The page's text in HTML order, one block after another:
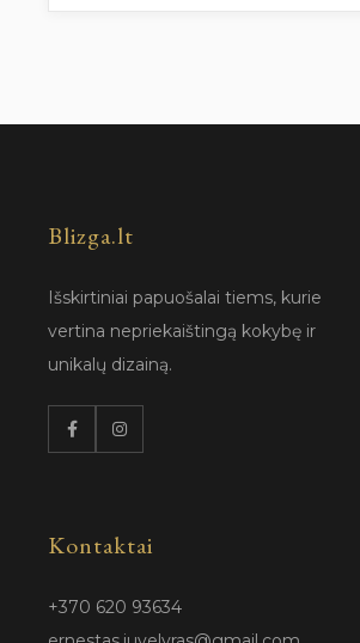
Blizga.lt
Išskirtiniai papuošalai tiems, kurie
vertina nepriekaištingą kokybę ir
unikalų dizainą.
Kontaktai
+370 620 93634